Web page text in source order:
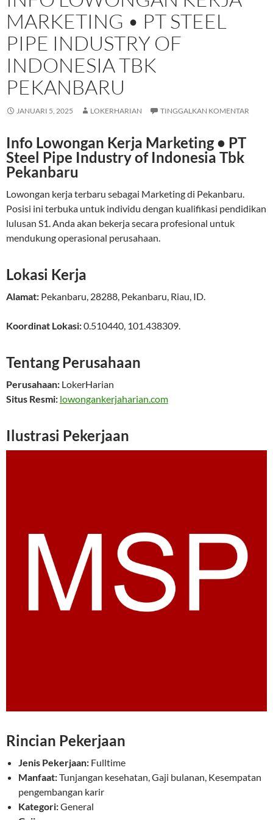
MARKETING • PT STEEL
PIPE INDUSTRY OF
INDONESIA TBK
PEKANBARU
JANUARI 5, 2025 LOKERHARIAN TINGGALKAN KOMENTAR
Info Lowongan Kerja Marketing • PT
Steel Pipe Industry of Indonesia Tbk
Pekanbaru
Lowongan kerja terbaru sebagai Marketing di Pekanbaru.
Posisi ini terbuka untuk individu dengan kualifikasi pendidikan
lulusan S1. Anda akan bekerja secara profesional untuk
mendukung operasional perusahaan.
Lokasi Kerja
Alamat: Pekanbaru, 28288, Pekanbaru, Riau, ID.
Koordinat Lokasi:0.510440, 101.438309.
Tentang Perusahaan
Perusahaan: LokerHarian
Situs Resmi: lowongankerjaharian.com
Ilustrasi Pekerjaan
Rincian Pekerjaan
Jenis Pekerjaan: Fulltime
Manfaat:Tunjangan kesehatan, Gaji bulanan, Kesempatan
pengembangan karir
Kategori:General